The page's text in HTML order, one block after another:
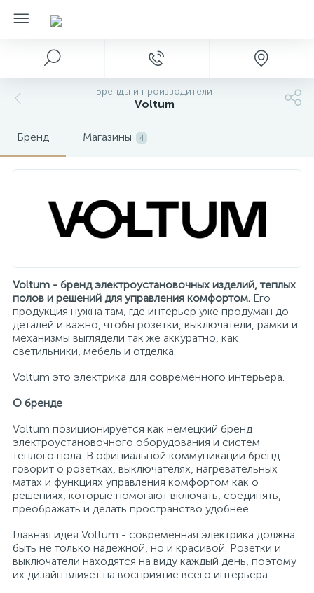
Бренды и производители
Voltum
Бренд Магазины 4
Voltum - бренд электроустановочных изделий, теплых
полов и решений для управления комфортом. Его
продукция нужна там, где интерьер уже продуман до
деталей и важно, чтобы розетки, выключатели, рамки и
механизмы выглядели так же аккуратно, как
светильники, мебель и отделка.
Voltum это электрика для современного интерьера.
О бренде
Voltum позиционируется как немецкий бренд
электроустановочного оборудования и систем
теплого пола. В официальной коммуникации бренд
говорит о розетках, выключателях, нагревательных
матах и функциях управления комфортом как о
решениях, которые помогают включать, соединять,
преображать и делать пространство удобнее.
Главная идея Voltum - современная электрика должна
быть не только надежной, но и красивой. Розетки и
выключатели находятся на виду каждый день, поэтому
их дизайн влияет на восприятие всего интерьера.